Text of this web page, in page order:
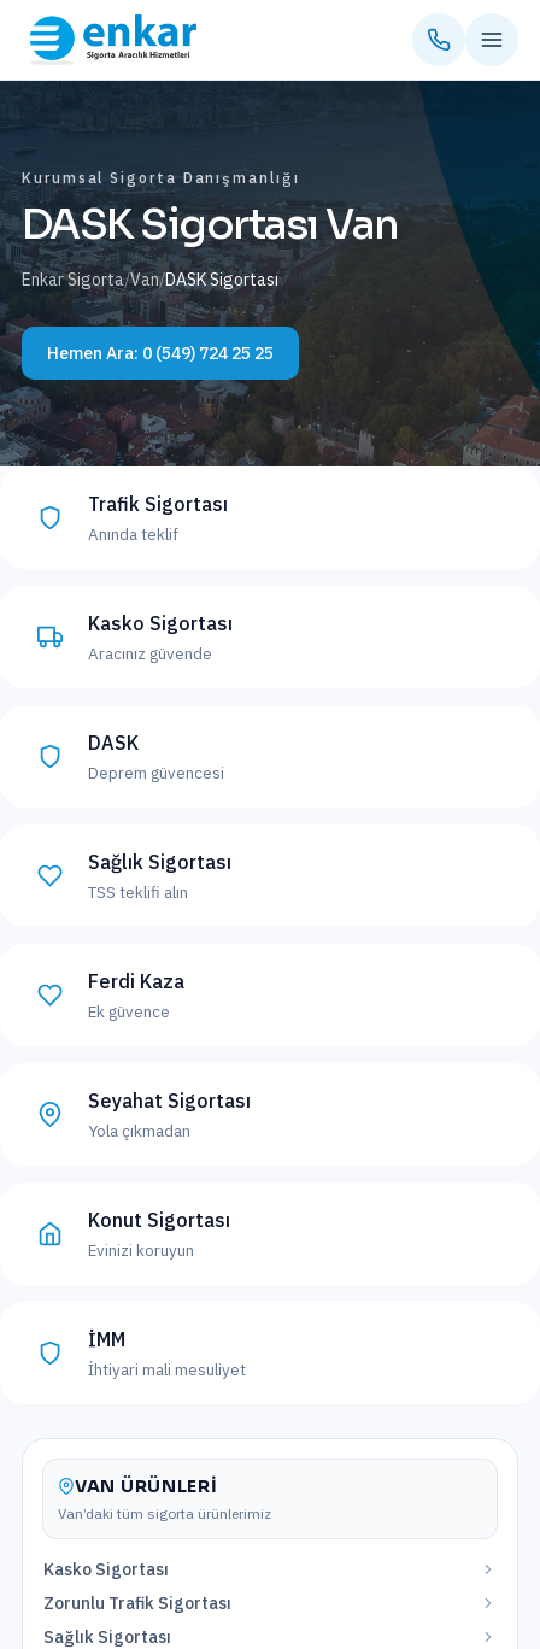
Kurumsal Sigorta Danışmanlığı
DASK Sigortası Van
Enkar Sigorta/Van/DASK Sigortası
Hemen Ara: 0 (549) 724 25 25
Trafik Sigortası
Anında teklif
Kasko Sigortası
Aracınız güvende
DASK
Deprem güvencesi
Sağlık Sigortası
TSS teklifi alın
Ferdi Kaza
Ek güvence
Seyahat Sigortası
Yola çıkmadan
Konut Sigortası
Evinizi koruyun
İMM
İhtiyari mali mesuliyet
VAN ÜRÜNLERI
Van’daki tüm sigorta ürünlerimiz
Kasko Sigortası
Zorunlu Trafik Sigortası
Sağlık Sigortası